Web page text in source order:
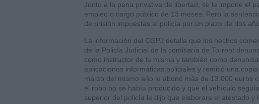
Junto a la pena privativa de libertad, se le impone el
empleo o cargo público de 13 meses. Pero la
de prisión impuestas al policía por un plazo de dos
La información del CGPJ detalla que los hechos
de la Policía Judicial de la comisaría de Torrent
como instructor de la misma y también como
aplicaciones informáticas policiales y remitió una
marzo del mismo año le abonó más de 13.000 euros
el robo no se había producido y que el vehículo
superior del policía le dijo que elaborara el atestado